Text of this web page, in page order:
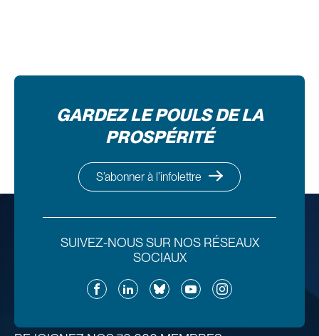
GARDEZ LE POULS DE LA
PROSPÉRITÉ
S’abonner à l’infolettre
SUIVEZ-NOUS SUR NOS RÉSEAUX
SOCIAUX
FacebookLinkedInBlueskyYouTubeInstagram